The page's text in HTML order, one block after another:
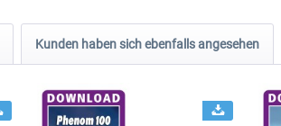
Kunden haben sich ebenfalls angesehen